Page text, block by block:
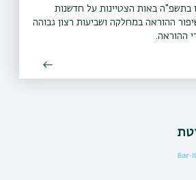
בתשפ"ה באות הצטיינות על חדשנות
ההוראה במחלקה ושביעות רצון גבוהה
ההוראה.